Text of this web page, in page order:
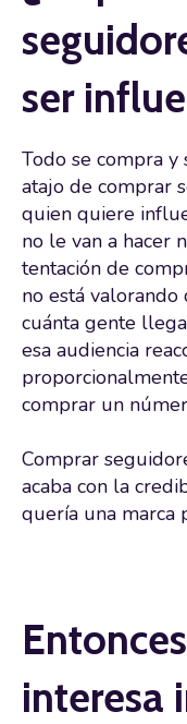
ser
Todo se compra y
atajo de comprar
quien quiere
no le van a hacer
tentación de
no está valorando
cuánta gente
esa audiencia
comprar un
Comprar
acaba con la
quería una marca
interesa